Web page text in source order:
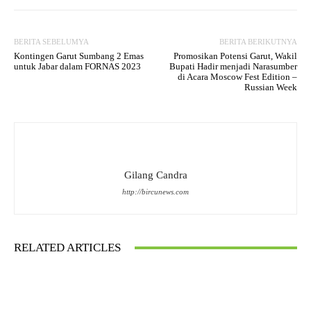
BERITA SEBELUMYA
Kontingen Garut Sumbang 2 Emas
untuk Jabar dalam FORNAS 2023
BERITA BERIKUTNYA
Promosikan Potensi Garut, Wakil
Bupati Hadir menjadi Narasumber
di Acara Moscow Fest Edition –
Russian Week
Gilang Candra
http://bircunews.com
RELATED ARTICLES